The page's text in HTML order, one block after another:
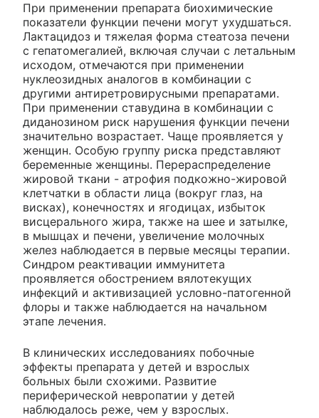
При применении препарата биохимические
показатели функции печени могут ухудшаться.
Лактацидоз и тяжелая форма стеатоза печени
с гепатомегалией, включая случаи с летальным
исходом, отмечаются при применении
нуклеозидных аналогов в комбинации с
другими антиретровирусными препаратами.
При применении ставудина в комбинации с
диданозином риск нарушения функции печени
значительно возрастает. Чаще проявляется у
женщин. Особую группу риска представляют
беременные женщины. Перераспределение
жировой ткани - атрофия подкожно-жировой
клетчатки в области лица (вокруг глаз, на
висках), конечностях и ягодицах, избыток
висцерального жира, также на шее и затылке,
в мышцах и печени, увеличение молочных
желез наблюдается в первые месяцы терапии.
Синдром реактивации иммунитета
проявляется обострением вялотекущих
инфекций и активизацией условно-патогенной
флоры и также наблюдается на начальном
этапе лечения.
В клинических исследованиях побочные
эффекты препарата у детей и взрослых
больных были схожими. Развитие
периферической невропатии у детей
наблюдалось реже, чем у взрослых.